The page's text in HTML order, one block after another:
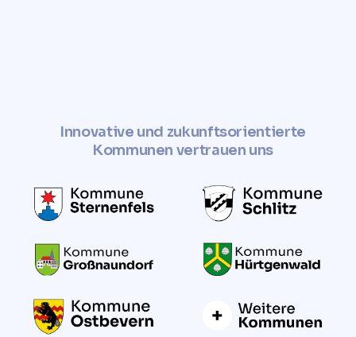
Innovative und zukunftsorientierte
Kommunen vertrauen uns